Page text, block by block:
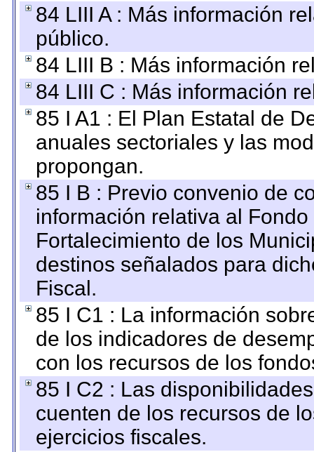
84 LIII A : Más información
público.
84 LIII B : Más información
84 LIII C : Más información
85 I A1 : El Plan Estatal de
anuales sectoriales y las
propongan.
85 I B : Previo convenio de
información relativa al
Fortalecimiento de los
destinos señalados para
Fiscal.
85 I C1 : La información
de los indicadores de
con los recursos de los
85 I C2 : Las
cuenten de los recursos de
ejercicios fiscales.